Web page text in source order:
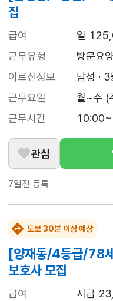
집
급여
일
근무유형
방문요
어르신정보
남성 · 3
근무요일
월~수 (
근무시간
관심
7일전 등록
도보 30분 이상 예상
[양재동/4등급/78
보호사 모집
급여
시급